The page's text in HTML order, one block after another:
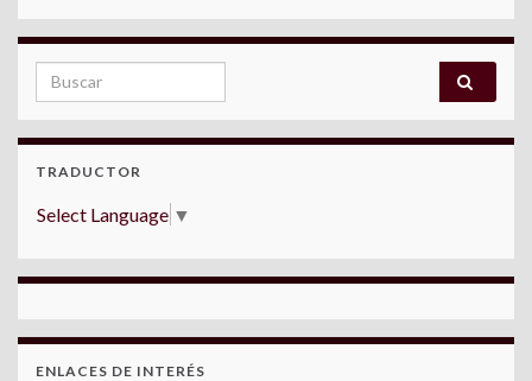
Search for:
TRADUCTOR
Select Language ▼
ENLACES DE INTERÉS